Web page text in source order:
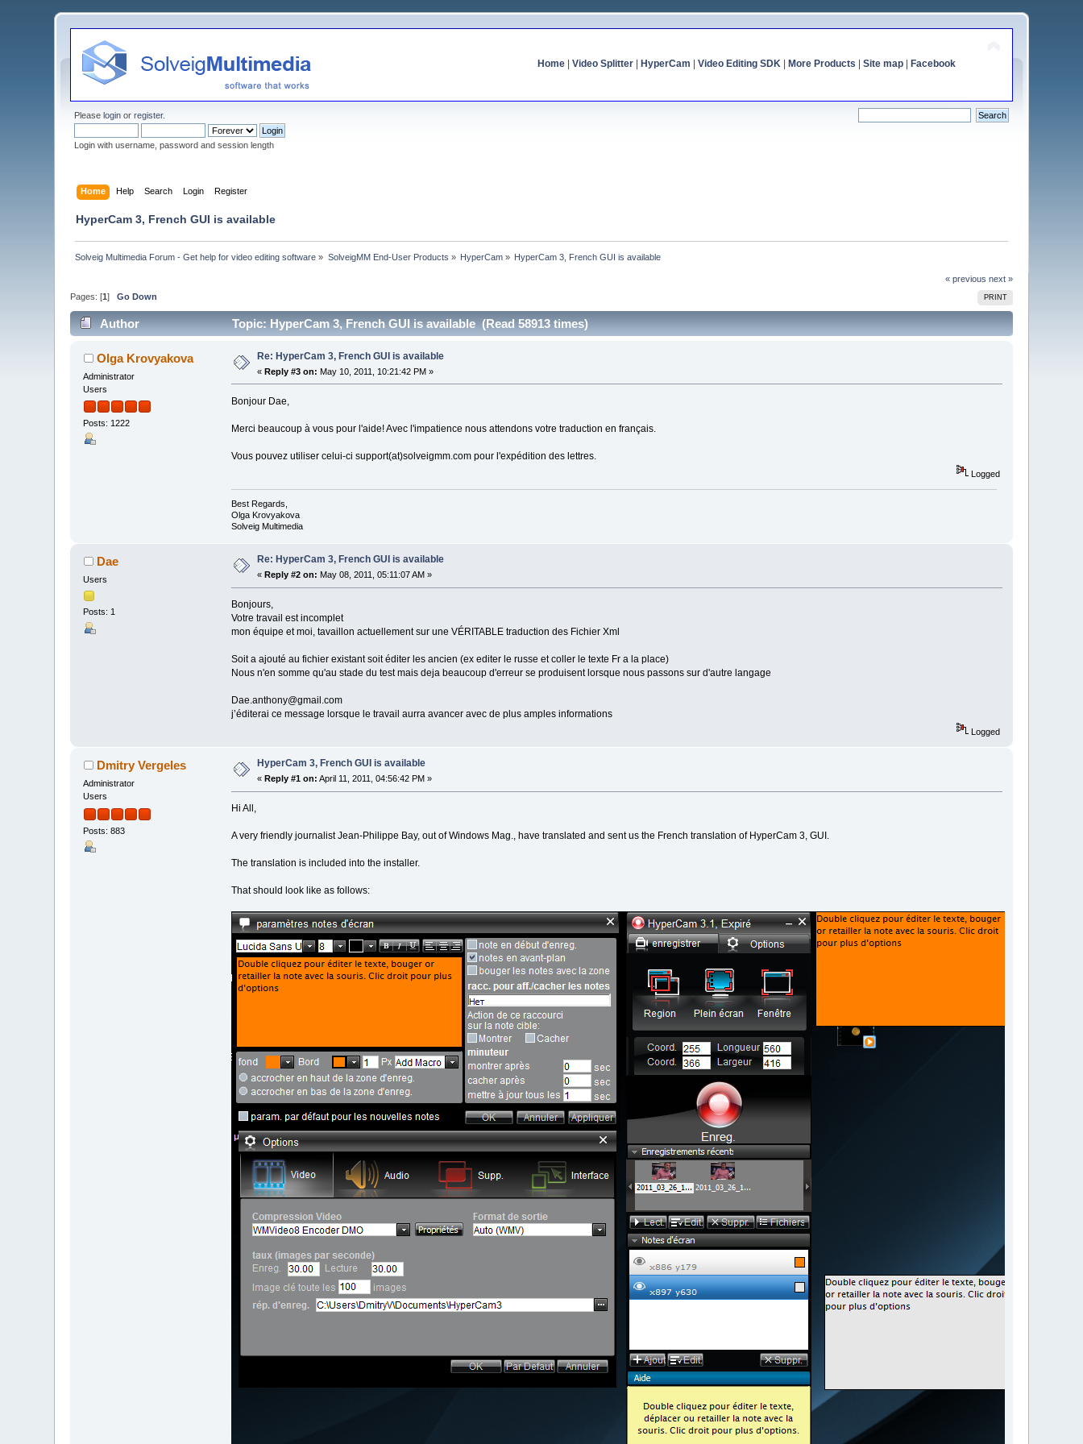
Home| Video Splitter| HyperCam Video Editing SDK| More Products Site map| Facebook
Pleaselogin orregister.
Login with username, password and session length
Home Help Search Login Register
HyperCam 3, French GUI is available
Solveig Multimedia Forum - Get help for video editing software » SolveigMM End-User Products » HyperCam » HyperCam 3, French GUI is available
« previous next »
PRINT
Pages: [1]Go Down
Author Topic: HyperCam 3, French GUI is available (Read 58913 times)
Olga Krovyakova
Administrator
Users
Posts: 1222
Re: HyperCam 3, French GUI is available
«Reply #3 on: May 10, 2011, 10:21:42 PM »
Bonjour Dae,
Merci beaucoup à vous pour l'aide! Avec l'impatience nous attendons votre traduction en français.
Vous pouvez utiliser celui-ci support(at)solveigmm.com pour l'expédition des lettres.
Logged
Best Regards,
Olga Krovyakova
Solveig Multimedia
Dae
Users
Posts: 1
Re: HyperCam 3, French GUI is available
« Reply #2 on: May 08, 2011, 05:11:07 AM »
Bonjours,
Votre travail est incomplet
mon équipe et moi, tavaillon actuellement sur une VÉRITABLE traduction des Fichier Xml
Soit a ajouté au fichier existant soit éditer les ancien (ex editer le russe et coller le texte Fr a la place)
Nous n'en somme qu'au stade du test mais deja beaucoup d'erreur se produisent lorsque nous passons sur d'autre langage
Dae.anthony@gmail.com
j’éditerai ce message lorsque le travail aurra avancer avec de plus amples informations
Logged
Dmitry Vergeles
Administrator
Users
Posts: 883
HyperCam 3, French GUI is available
« Reply #1 on: April 11, 2011, 04:56:42 PM »
Hi All,
A very friendly journalist Jean-Philippe Bay, out of Windows Mag., have translated and sent us the French translation of HyperCam 3, GUI.
The translation is included into the installer.
That should look like as follows: